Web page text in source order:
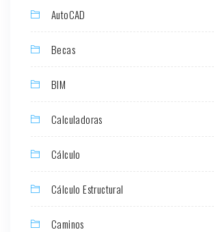
AutoCAD
Becas
BIM
Calculadoras
Cálculo
Cálculo Estructural
Caminos